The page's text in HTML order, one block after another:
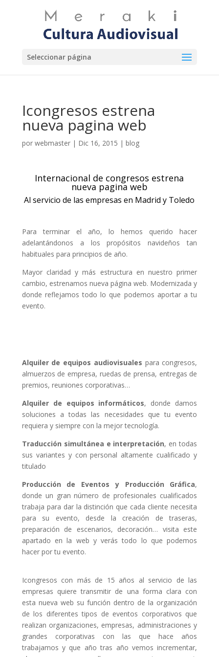
Seleccionar página
Icongresos estrena
nueva pagina web
por webmaster| Dic 16, 2015 | blog
Internacional de congresos estrena
nueva pagina web
Al servicio de las empresas en Madrid y Toledo
Para terminar el año, lo hemos querido hacer
adelantándonos a los propósitos navideños tan
habituales para principios de año.
Mayor claridad y más estructura en nuestro primer
cambio, estrenamos nueva página web. Modernizada y
donde reflejamos todo lo que podemos aportar a tu
evento.
Alquiler de equipos audiovisuales para congresos,
almuerzos de empresa, ruedas de prensa, entregas de
premios, reuniones corporativas…
Alquiler de equipos informáticos, donde damos
soluciones a todas las necesidades que tu evento
requiera y siempre con la mejor tecnología.
Traducción simultánea e interpretación, en todas
sus variantes y con personal altamente cualificado y
titulado
Producción de Eventos y Producción Gráfica,
donde un gran número de profesionales cualificados
trabaja para dar la distinción que cada cliente necesita
para su evento, desde la creación de traseras,
preparación de escenarios, decoración… visita este
apartado en la web y verás todo lo que podemos
hacer por tu evento.
Icongresos con más de 15 años al servicio de las
empresas quiere transmitir de una forma clara con
esta nueva web su función dentro de la organización
de los diferentes tipos de eventos corporativos que
realizan organizaciones, empresas, administraciones y
grandes corporativas con las que hace años
trabajamos y que año tras año vemos incrementar,